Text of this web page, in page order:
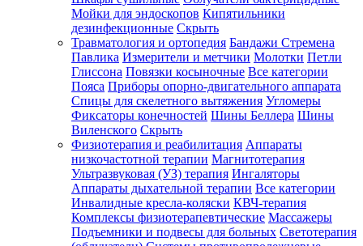
Мойки для эндоскопов Кипятильники
дезинфекционные Скрыть
Травматология и ортопедия Бандажи Стремена
Павлика Измерители и метчики Молотки Петли
Глиссона Повязки косыночные Все категории
Пояса Приборы опорно-двигательного аппарата
Спицы для скелетного вытяжения Угломеры
Фиксаторы конечностей Шины Беллера Шины
Виленского Скрыть
Физиотерапия и реабилитация Аппараты
низкочастотной терапии Магнитотерапия
Ультразвуковая (УЗ) терапия Ингаляторы
Аппараты дыхательной терапии Все категории
Инвалидные кресла-коляски КВЧ-терапия
Комплексы физиотерапевтические Массажеры
Подъемники и подвесы для больных Светотерапия